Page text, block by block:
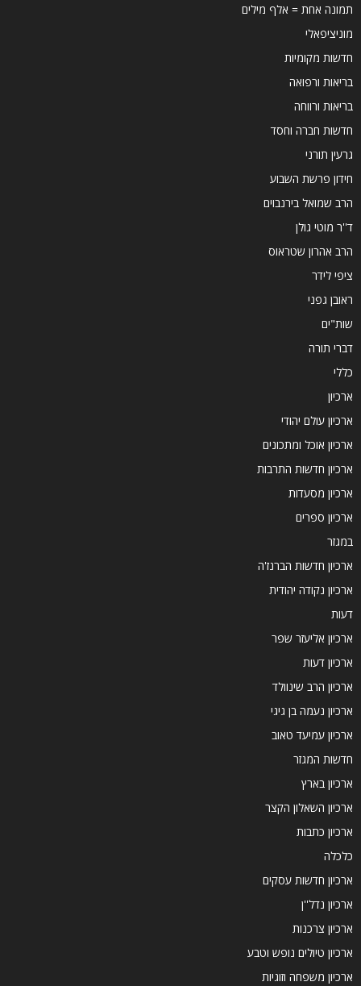
תמונה אחת = אלף מילים
מוניציפאלי
חדשות מקומיות
בריאות ורפואה
בריאות ורווחה
חדשות חברה וחסד
גרעין תורני
חידון פרשת השבוע
הרב שמואל בירנבוים
ד''ר מוטי גולן
הרב אהרון שטראוס
ציפי לידר
ראובן גפני
שות"ים
דברי תורה
כללי
ארכיון
ארכיון עולם יהודי
ארכיון אוכל ומתכונים
ארכיון חדשות התרבות
ארכיון מסעדות
ארכיון ספרים
במגזר
ארכיון חדשות הברנז'ה
ארכיון נקודה יהודית
דעות
ארכיון אליעזר שפר
ארכיון דעות
ארכיון הרב שינוולד
ארכיון נעמה בן גיגי
ארכיון עמיעד טאוב
חדשות המגזר
ארכיון בארץ
ארכיון השאלון הקצר
ארכיון כתבות
כלכלה
ארכיון חדשות עסקים
ארכיון נדל''ן
ארכיון צרכנות
ארכיון טיולים נופש וטבע
ארכיון משפחה וזוגיות